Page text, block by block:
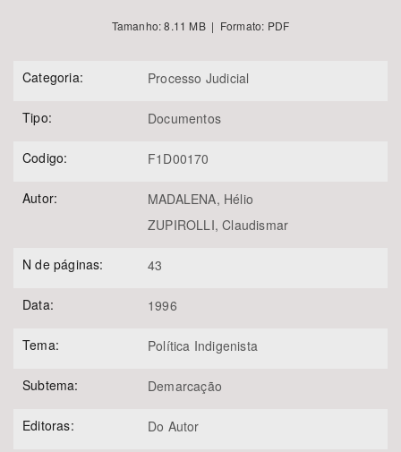
Tamanho: 8.11 MB | Formato: PDF
Categoria: Processo Judicial
Tipo: Documentos
Codigo: F1D00170
Autor:
MADALENA, Hélio
ZUPIROLLI, Claudismar
N de páginas: 43
Data: 1996
Tema: Política Indigenista
Subtema: Demarcação
Editoras: Do Autor